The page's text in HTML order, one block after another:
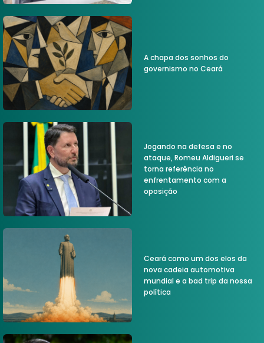
A chapa dos sonhos do
governismo no Ceará
Jogando na defesa e no
ataque, Romeu Aldigueri se
torna referência no
enfrentamento com a
oposição
Ceará como um dos elos da
nova cadeia automotiva
mundial e a bad trip da nossa
política